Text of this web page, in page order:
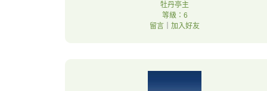
牡丹亭主
等級：6
留言
加入好友